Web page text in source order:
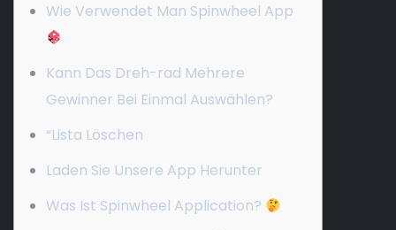
Wie Verwendet Man Spinwheel App
Kann Das Dreh-rad Mehrere
Gewinner Bei Einmal Auswählen?
“Lista Löschen
Laden Sie Unsere App Herunter
Was Ist Spinwheel Application?